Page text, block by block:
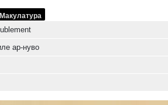
Макулатура
ар-нуво